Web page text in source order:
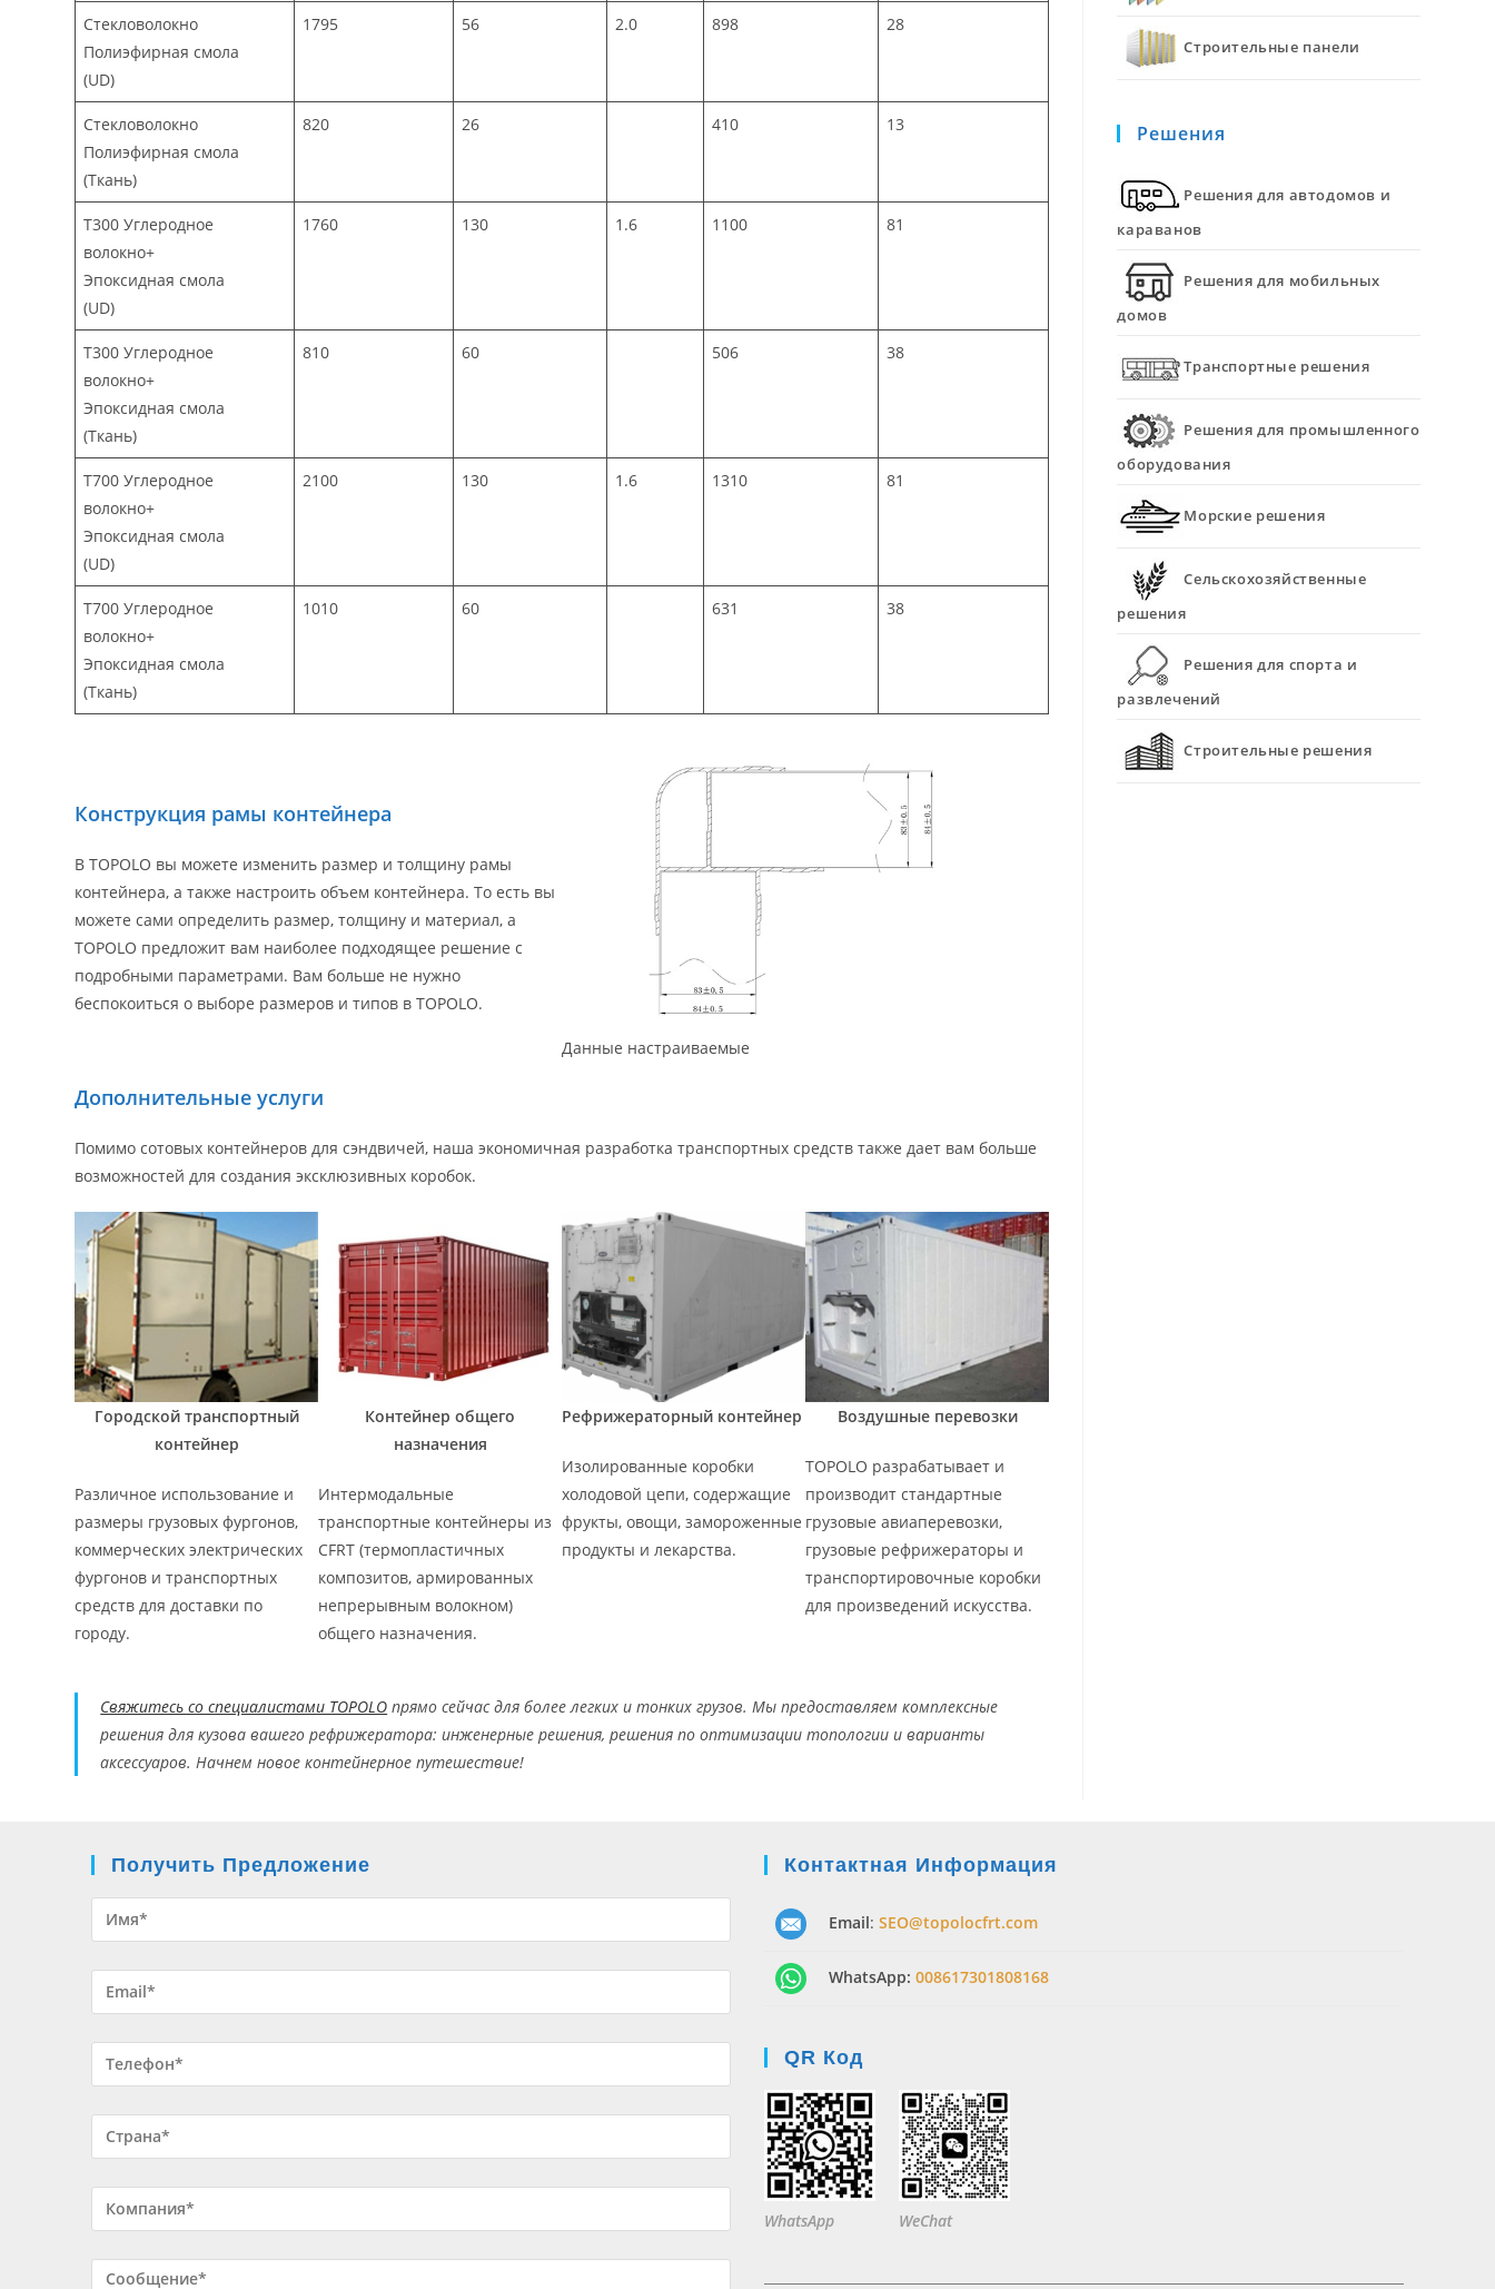
Стекловолокно
Полиэфирная смола
(UD)
1795 56 2.0 898 28
Стекловолокно
Полиэфирная смола
(Ткань)
820 26 410 13
T300 Углеродное
волокно+
Эпоксидная смола
(UD)
1760 130 1.6 1100 81
T300 Углеродное
волокно+
Эпоксидная смола
(Ткань)
810 60 506 38
T700 Углеродное
волокно+
Эпоксидная смола
(UD)
2100 130 1.6 1310 81
T700 Углеродное
волокно+
Эпоксидная смола
(Ткань)
1010 60 631 38
Конструкция рамы контейнера
В TOPOLO вы можете изменить размер и толщину рамы
контейнера, а также настроить объем контейнера. То есть вы
можете сами определить размер, толщину и материал, а
TOPOLO предложит вам наиболее подходящее решение с
подробными параметрами. Вам больше не нужно
беспокоиться о выборе размеров и типов в TOPOLO.
Данные настраиваемые
Дополнительные услуги
Помимо сотовых контейнеров для сэндвичей, наша экономичная разработка транспортных средств также дает вам больше
возможностей для создания эксклюзивных коробок.
Городской транспортный
контейнер
Различное использование и
размеры грузовых фургонов,
коммерческих электрических
фургонов и транспортных
средств для доставки по
городу.
Контейнер общего
назначения
Интермодальные
транспортные контейнеры из
CFRT (термопластичных
композитов, армированных
непрерывным волокном)
общего назначения.
Рефрижераторный контейнер
Изолированные коробки
холодовой цепи, содержащие
фрукты, овощи, замороженные
продукты и лекарства.
Воздушные перевозки
TOPOLO разрабатывает и
производит стандартные
грузовые авиаперевозки,
грузовые рефрижераторы и
транспортировочные коробки
для произведений искусства.
Свяжитесь со специалистами TOPOLO прямо сейчас для более легких и тонких грузов. Мы предоставляем комплексные
решения для кузова вашего рефрижератора: инженерные решения, решения по оптимизации топологии и варианты
аксессуаров. Начнем новое контейнерное путешествие!
Строительные панели
Решения
Решения для автодомов и
караванов
Решения для мобильных
домов
Транспортные решения
Решения для промышленного
оборудования
Морские решения
Сельскохозяйственные
решения
Решения для спорта и
развлечений
Строительные решения
Получить Предложение Контактная Информация
Email: SEO@topolocfrt.com
WhatsApp: 008617301808168
QR Код
WhatsApp WeChat